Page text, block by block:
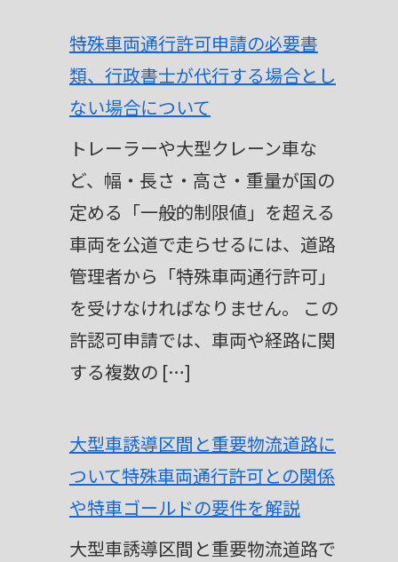
特殊車両通行許可申請の必要書
類、行政書士が代行する場合とし
ない場合について
トレーラーや大型クレーン車な
ど、幅・長さ・高さ・重量が国の
定める「一般的制限値」を超える
車両を公道で走らせるには、道路
管理者から「特殊車両通行許可」
を受けなければなりません。 この
許認可申請では、車両や経路に関
する複数の […]
大型車誘導区間と重要物流道路に
ついて特殊車両通行許可との関係
や特車ゴールドの要件を解説
大型車誘導区間と重要物流道路で